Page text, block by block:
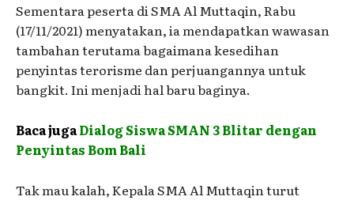
Sementara peserta di SMA Al Muttaqin, Rabu
(17/11/2021) menyatakan, ia mendapatkan wawasan
tambahan terutama bagaimana kesedihan
penyintas terorisme dan perjuangannya untuk
bangkit. Ini menjadi hal baru baginya.
Baca jugaDialog Siswa SMAN 3 Blitar dengan
Penyintas Bom Bali
Tak mau kalah, Kepala SMA Al Muttaqin turut